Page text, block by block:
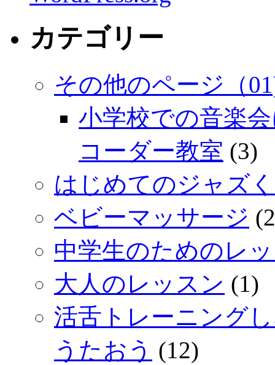
カテゴリー
その他のページ（
小学校での音楽
コーダー教室 (3)
はじめてのジャズ
ベビーマッサージ
中学生のためのレ
大人のレッスン (1)
活舌トレーニング
うたおう (12)